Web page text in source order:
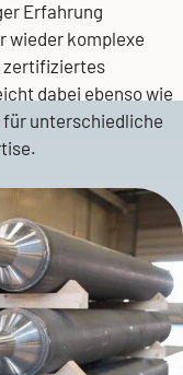
Erfahrung
wieder komplexe
zertifiziertes
dabei ebenso wie
unterschiedliche